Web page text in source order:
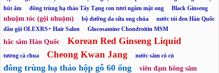
hút ẩm
đông trùng hạ thảo Tây Tạng con tươi ngâm mật ong Black Ginseng
nhuộm tóc (gội nhuộm) bộ dưỡng da sữa ong chúa
nước tỏi đen Hàn Quốc
dầu gội OLEXRS+ Hair Salon
Glucosamine Chondroitin MSM
hắc sâm Hàn Quốc Korean Red Ginseng Liquid
tương cà chua Cheong Kwan Jang nước sâm có củ
đông trùng hạ thảo hộp gỗ 60 ống viên đạm hồng sâm